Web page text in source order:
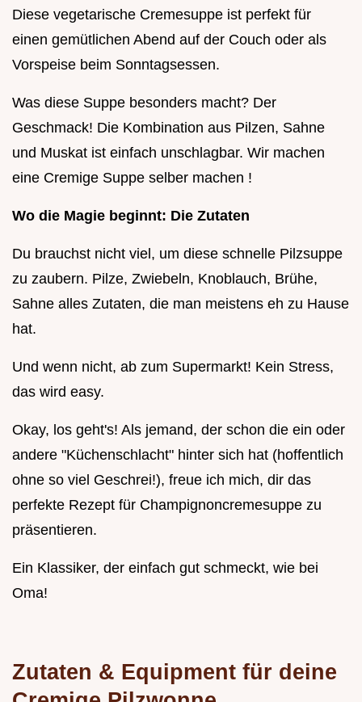
Diese vegetarische Cremesuppe ist perfekt für
einen gemütlichen Abend auf der Couch oder als
Vorspeise beim Sonntagsessen.
Was diese Suppe besonders macht? Der
Geschmack! Die Kombination aus Pilzen, Sahne
und Muskat ist einfach unschlagbar. Wir machen
eine Cremige Suppe selber machen !
Wo die Magie beginnt: Die Zutaten
Du brauchst nicht viel, um diese schnelle Pilzsuppe
zu zaubern. Pilze, Zwiebeln, Knoblauch, Brühe,
Sahne alles Zutaten, die man meistens eh zu Hause
hat.
Und wenn nicht, ab zum Supermarkt! Kein Stress,
das wird easy.
Okay, los geht's! Als jemand, der schon die ein oder
andere "Küchenschlacht" hinter sich hat (hoffentlich
ohne so viel Geschrei!), freue ich mich, dir das
perfekte Rezept für Champignoncremesuppe zu
präsentieren.
Ein Klassiker, der einfach gut schmeckt, wie bei
Oma!
Zutaten & Equipment für deine